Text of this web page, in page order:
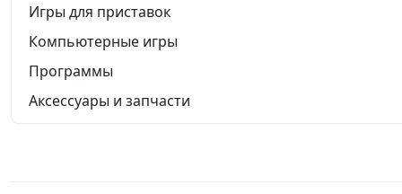
Игры для приставок
Компьютерные игры
Программы
Аксессуары и запчасти